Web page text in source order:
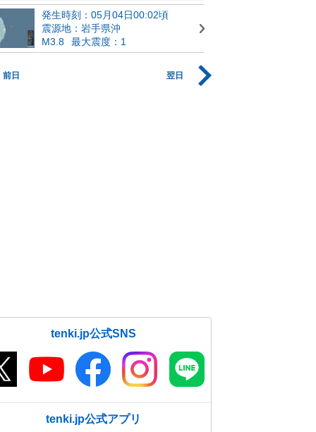
発生時刻：05月04日00:02頃
震源地：岩手県沖
M3.8
最大震度：1
前日 翌日
tenki.jp公式SNS
tenki.jp公式アプリ